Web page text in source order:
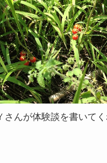
さんが体験談を書いて